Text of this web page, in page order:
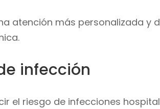
atención más personalizada
infección
el riesgo de infecciones